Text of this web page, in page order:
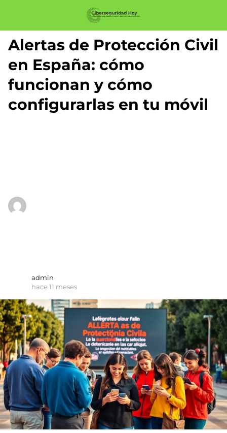
Alertas de Protección Civil
en España: cómo
funcionan y cómo
configurarlas en tu móvil
admin
hace 11 meses